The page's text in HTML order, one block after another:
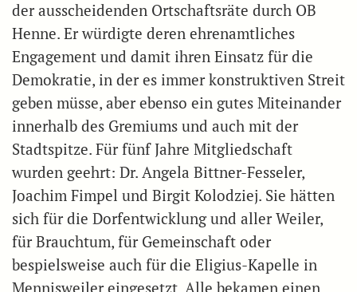
der ausscheidenden Ortschaftsräte durch OB
Henne. Er würdigte deren ehrenamtliches
Engagement und damit ihren Einsatz für die
Demokratie, in der es immer konstruktiven Streit
geben müsse, aber ebenso ein gutes Miteinander
innerhalb des Gremiums und auch mit der
Stadtspitze. Für fünf Jahre Mitgliedschaft
wurden geehrt: Dr. Angela Bittner-Fesseler,
Joachim Fimpel und Birgit Kolodziej. Sie hätten
sich für die Dorfentwicklung und aller Weiler,
für Brauchtum, für Gemeinschaft oder
bespielsweise auch für die Eligius-Kapelle in
Mennisweiler eingesetzt. Alle bekamen einen